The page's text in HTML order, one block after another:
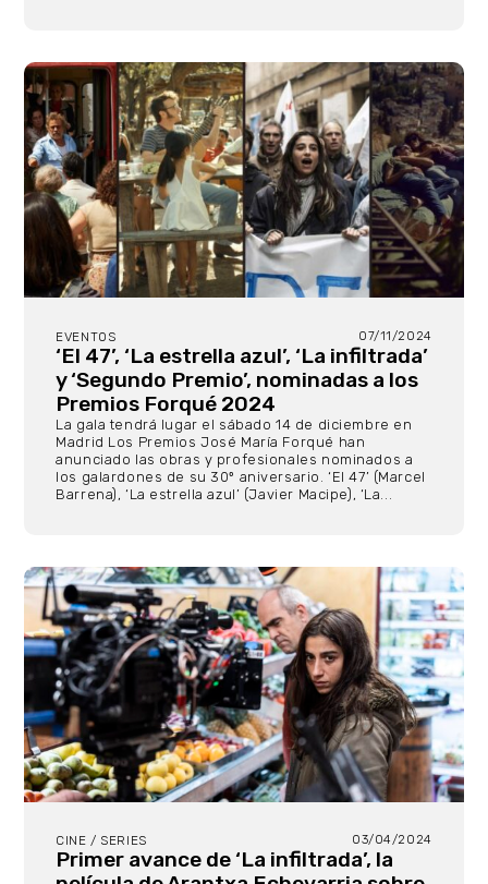
EVENTOS 07/11/2024
‘El 47’, ‘La estrella azul’, ‘La infiltrada’
y ‘Segundo Premio’, nominadas a los
Premios Forqué 2024
La gala tendrá lugar el sábado 14 de diciembre en
Madrid Los Premios José María Forqué han
anunciado las obras y profesionales nominados a
los galardones de su 30º aniversario. ‘El 47’ (Marcel
Barrena), ‘La estrella azul’ (Javier Macipe), ‘La...
CINE / SERIES 03/04/2024
Primer avance de ‘La infiltrada’, la